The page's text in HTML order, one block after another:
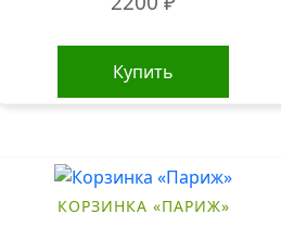
Купить
КОРЗИНКА «ПАРИЖ»